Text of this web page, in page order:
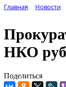
Главная Новости
НКО
Поделиться